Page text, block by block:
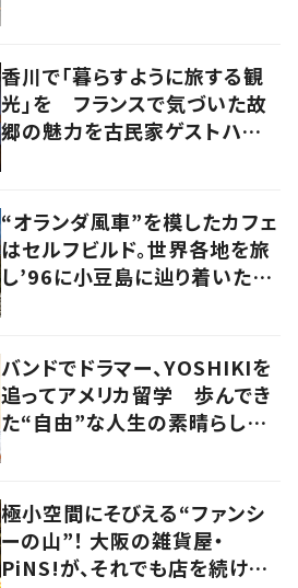
香川で「暮らすように旅する観
光」を フランスで気づいた故
郷の魅力を古民家ゲストハウス
“オランダ風車”を模したカフェ
はセルフビルド。世界各地を旅
し’96に小豆島に辿り着いた家
バンドでドラマー、YOSHIKIを
追ってアメリカ留学 歩んでき
た“自由”な人生の素晴らしさ
極小空間にそびえる“ファンシ
ーの山”！ 大阪の雑貨屋・
PiNS!が、それでも店を続ける